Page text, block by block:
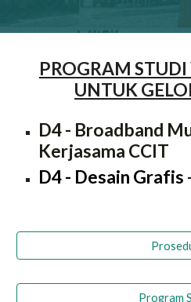
PROGRAM
UNTUK
D4 - Broadband
Kerjasama CCIT
D4 - Desain Grafis
Program